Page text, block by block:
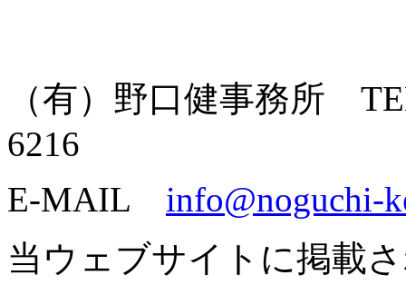
（有）野口健事務所
6216
E-MAIL info@noguchi-
当ウェブサイトに掲載